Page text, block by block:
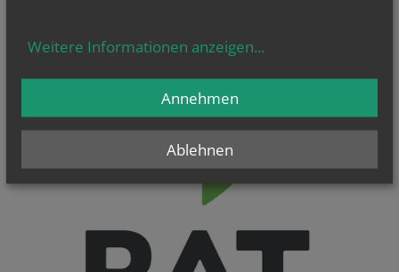
Weitere Informationen anzeigen...
Ablehnen
Annehmen